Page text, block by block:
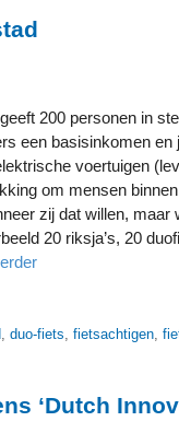
200 personen in
een basisinkomen
voertuigen
om mensen
zij dat willen, maar
20 riksja’s, 20
,duo-fiets ,fietsachtigen ,
‘Dutch